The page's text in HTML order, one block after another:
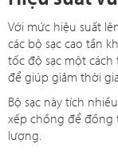
Với mức hiệu suất
các bộ sạc cao tần
tốc độ sạc một
để giúp giảm thời
Bộ sạc này tích
xếp chồng để đồng
lượng.